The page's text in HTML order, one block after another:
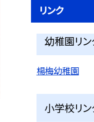
リンク
幼稚園リン
楊梅幼稚園
小学校リン